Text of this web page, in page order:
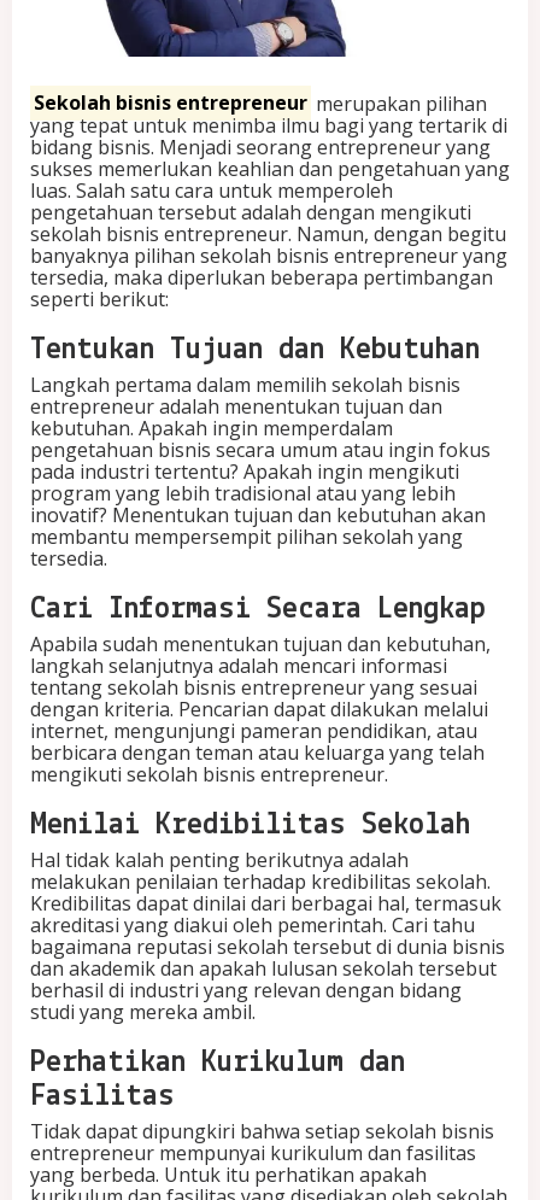
t
r
e
p
r
e
n
e
u
r
Sekolah bisnis entrepreneur merupakan pilihan
yang tepat untuk menimba ilmu bagi yang tertarik di
bidang bisnis. Menjadi seorang entrepreneur yang
sukses memerlukan keahlian dan pengetahuan yang
luas. Salah satu cara untuk memperoleh
pengetahuan tersebut adalah dengan mengikuti
sekolah bisnis entrepreneur. Namun, dengan begitu
banyaknya pilihan sekolah bisnis entrepreneur yang
tersedia, maka diperlukan beberapa pertimbangan
seperti berikut:
Tentukan Tujuan dan Kebutuhan
Langkah pertama dalam memilih sekolah bisnis
entrepreneur adalah menentukan tujuan dan
kebutuhan. Apakah ingin memperdalam
pengetahuan bisnis secara umum atau ingin fokus
pada industri tertentu? Apakah ingin mengikuti
program yang lebih tradisional atau yang lebih
inovatif? Menentukan tujuan dan kebutuhan akan
membantu mempersempit pilihan sekolah yang
tersedia.
Cari Informasi Secara Lengkap
Apabila sudah menentukan tujuan dan kebutuhan,
langkah selanjutnya adalah mencari informasi
tentang sekolah bisnis entrepreneur yang sesuai
dengan kriteria. Pencarian dapat dilakukan melalui
internet, mengunjungi pameran pendidikan, atau
berbicara dengan teman atau keluarga yang telah
mengikuti sekolah bisnis entrepreneur.
Menilai Kredibilitas Sekolah
Hal tidak kalah penting berikutnya adalah
melakukan penilaian terhadap kredibilitas sekolah.
Kredibilitas dapat dinilai dari berbagai hal, termasuk
akreditasi yang diakui oleh pemerintah. Cari tahu
bagaimana reputasi sekolah tersebut di dunia bisnis
dan akademik dan apakah lulusan sekolah tersebut
berhasil di industri yang relevan dengan bidang
studi yang mereka ambil.
Perhatikan Kurikulum dan
Fasilitas
Tidak dapat dipungkiri bahwa setiap sekolah bisnis
entrepreneur mempunyai kurikulum dan fasilitas
yang berbeda. Untuk itu perhatikan apakah